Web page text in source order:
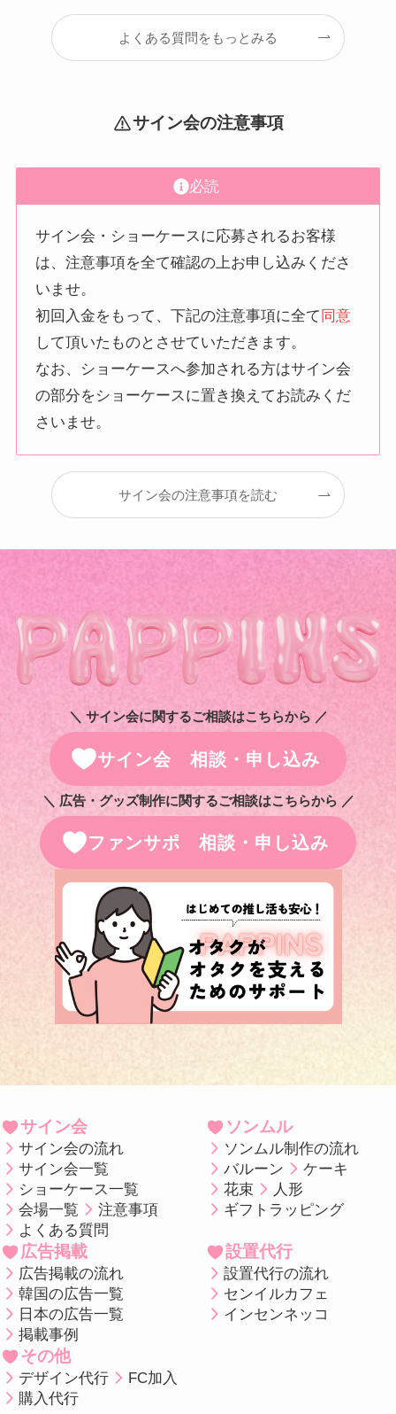
よくある質問をもっとみる
サイン会の注意事項
必読
サイン会・ショーケースに応募されるお客様
は、注意事項を全て確認の上お申し込みくださ
いませ。
初回入金をもって、下記の注意事項に全て 同意
して頂いたものとさせていただきます。
なお、ショーケースへ参加される方はサイン会
の部分をショーケースに置き換えてお読みくだ
さいませ。
サイン会の注意事項を読む
＼ サイン会に関するご相談はこちらから ／
サイン会 相談・申し込み
＼ 広告・グッズ制作に関するご相談はこちらから ／
ファンサポ 相談・申し込み
サイン会
サイン会の流れ
サイン会一覧
ショーケース一覧
会場一覧
注意事項
よくある質問
ソンムル
ソンムル制作の流れ
バルーン
ケーキ
花束
人形
ギフトラッピング
広告掲載
広告掲載の流れ
韓国の広告一覧
日本の広告一覧
掲載事例
設置代行
設置代行の流れ
センイルカフェ
インセンネッコ
その他
デザイン代行
FC加入
購入代行